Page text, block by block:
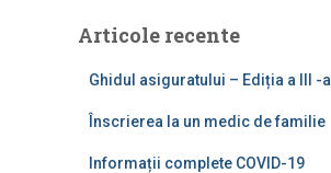
Articole recente
Ghidul asiguratului – Ediția a III -a
Înscrierea la un medic de familie
Informații complete COVID-19